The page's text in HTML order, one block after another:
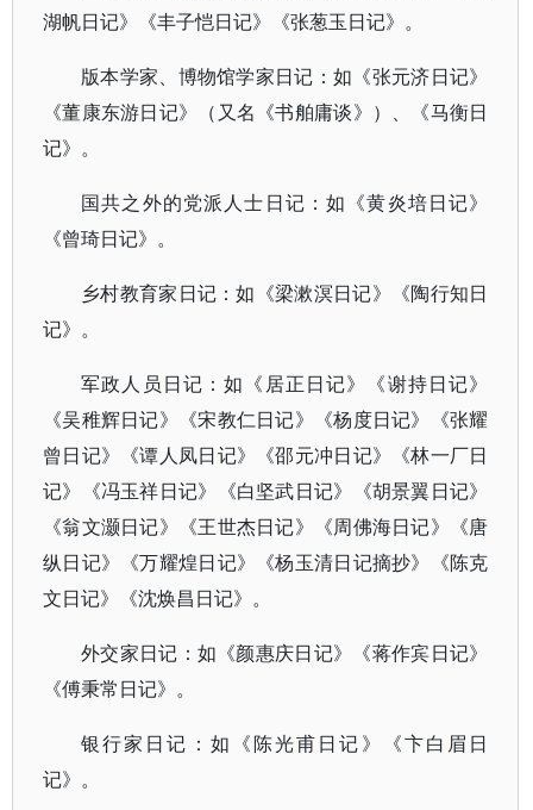
湖帆日记》《丰子恺日记》《张葱玉日记》。
版本学家、博物馆学家日记：如《张元济日记》
《董康东游日记》（又名《书舶庸谈》）、《马衡日
记》。
国共之外的党派人士日记：如《黄炎培日记》
《曾琦日记》。
乡村教育家日记：如《梁漱溟日记》《陶行知日
记》。
军政人员日记：如《居正日记》《谢持日记》
《吴稚辉日记》《宋教仁日记》《杨度日记》《张耀
曾日记》《谭人凤日记》《邵元冲日记》《林一厂日
记》《冯玉祥日记》《白坚武日记》《胡景翼日记》
《翁文灏日记》《王世杰日记》《周佛海日记》《唐
纵日记》《万耀煌日记》《杨玉清日记摘抄》《陈克
文日记》《沈焕昌日记》。
外交家日记：如《颜惠庆日记》《蒋作宾日记》
《傅秉常日记》。
银行家日记：如《陈光甫日记》《卞白眉日
记》。